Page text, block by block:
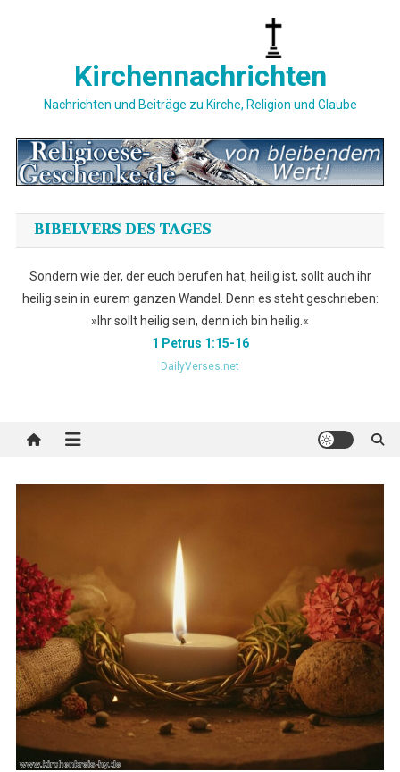
Kirchennachrichten
Nachrichten und Beiträge zu Kirche, Religion und Glaube
BIBELVERS DES TAGES
Sondern wie der, der euch berufen hat, heilig ist, sollt auch ihr
heilig sein in eurem ganzen Wandel. Denn es steht geschrieben:
»Ihr sollt heilig sein, denn ich bin heilig.«
1 Petrus 1:15-16
DailyVerses.net